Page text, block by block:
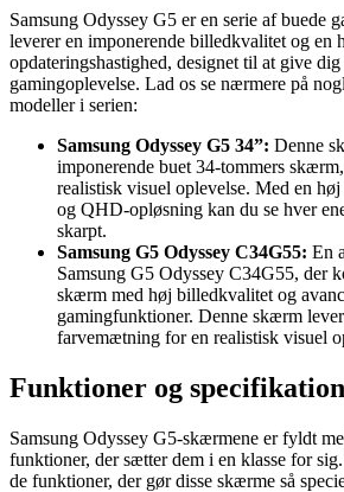
Samsung Odyssey G5 er en serie af buede
leverer en imponerende billedkvalitet og en
opdateringshastighed, designet til at give
gamingoplevelse. Lad os se nærmere på
modeller i serien:
Samsung Odyssey G5 34”: Denne
imponerende buet 34-tommers
realistisk visuel oplevelse. Med en høj
og QHD-opløsning kan du se hver
skarpt.
Samsung G5 Odyssey C34G55: En
Samsung G5 Odyssey C34G55, der
skærm med høj billedkvalitet og
gamingfunktioner. Denne skærm
farvemætning for en realistisk visuel
Funktioner og
Samsung Odyssey G5-skærmene er fyldt
funktioner, der sætter dem i en klasse for
de funktioner, der gør disse skærme så